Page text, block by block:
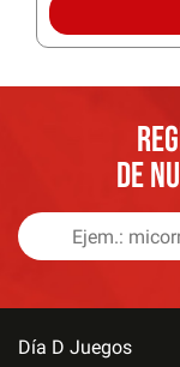
DE
Día D Juegos